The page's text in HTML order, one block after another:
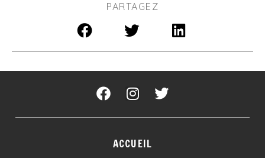
PARTAGEZ
ACCUEIL